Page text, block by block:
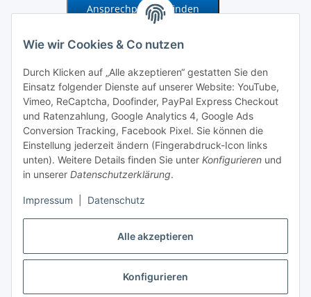
Alle akzeptieren
Konfigurieren
Wie wir Cookies & Co nutzen
Durch Klicken auf „Alle akzeptieren“ gestatten Sie den
Einsatz folgender Dienste auf unserer Website: YouTube,
Vimeo, ReCaptcha, Doofinder, PayPal Express Checkout
und Ratenzahlung, Google Analytics 4, Google Ads
Conversion Tracking, Facebook Pixel. Sie können die
Einstellung jederzeit ändern (Fingerabdruck-Icon links
unten). Weitere Details finden Sie unter Konfigurieren und
in unserer Datenschutzerklärung.
Impressum Datenschutz
Ansprechpartner finden
Information und Service
Zahlung und Versand
Vertrag widerrufen